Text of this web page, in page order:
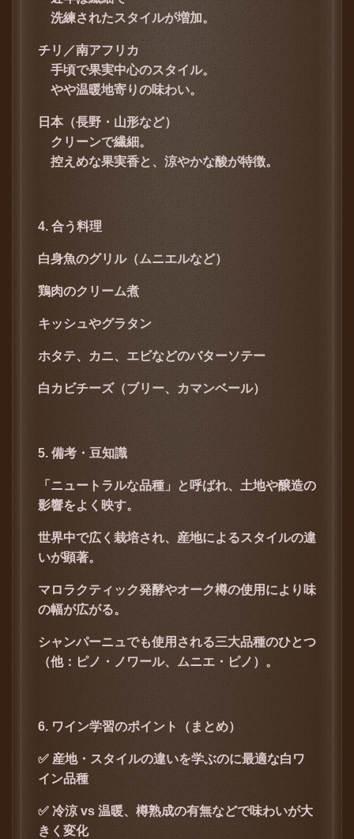
洗練されたスタイルが増加。
チリ／南アフリカ
手頃で果実中心のスタイル。
やや温暖地寄りの味わい。
日本（長野・山形など）
クリーンで繊細。
控えめな果実香と、涼やかな酸が特徴。
4. 合う料理
白身魚のグリル（ムニエルなど）
鶏肉のクリーム煮
キッシュやグラタン
ホタテ、カニ、エビなどのバターソテー
白カビチーズ（ブリー、カマンベール）
5. 備考・豆知識
「ニュートラルな品種」と呼ばれ、土地や醸造の
影響をよく映す。
世界中で広く栽培され、産地によるスタイルの違
いが顕著。
マロラクティック発酵やオーク樽の使用により味
の幅が広がる。
シャンパーニュでも使用される三大品種のひとつ
（他：ピノ・ノワール、ムニエ・ピノ）。
6. ワイン学習のポイント（まとめ）
✅ 産地・スタイルの違いを学ぶのに最適な白ワ
イン品種
✅ 冷涼 vs 温暖、樽熟成の有無などで味わいが大
きく変化